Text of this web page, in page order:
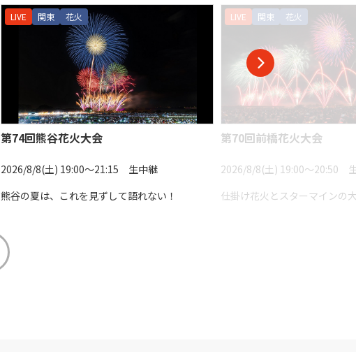
LIVE 関東 花火
第74回熊谷花火大会
2026/8/8(土) 19:00〜21:15 生中継
熊谷の夏は、これを見ずして語れない！
LIVE 関東 花火
第70回前橋花火大会
2026/8/8(土) 19:00〜20:50
仕掛け花火とスターマインの